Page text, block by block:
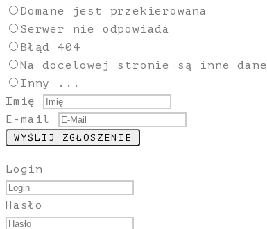
Domane jest przekierowana
Serwer nie odpowiada
Błąd 404
Na docelowej stronie są inne dane
Inny ...
Imię
E-mail
Login
Hasło